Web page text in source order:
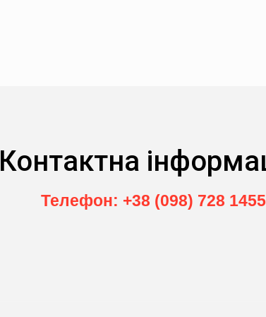
Контактна
Телефон: +38 (098) 728 1455